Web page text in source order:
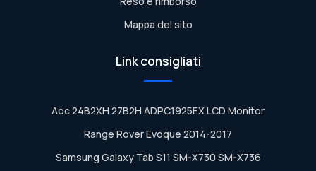
Mappa del sito
Link consigliati
Aoc 24B2XH 27B2H ADPC1925EX LCD Monitor
Range Rover Evoque 2014-2017
Samsung Galaxy Tab S11 SM-X730 SM-X736